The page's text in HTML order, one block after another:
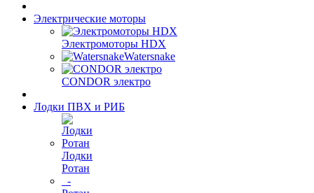
Электрические моторы
Электромоторы HDX
Watersnake
CONDOR электро
Лодки ПВХ и РИБ
Лодки
Ротан
-